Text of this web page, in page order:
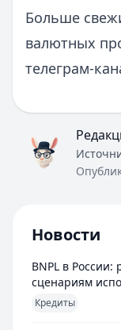
Больше
валютных
телеграм-
Новости
BNPL в России:
сценариям
Кредиты